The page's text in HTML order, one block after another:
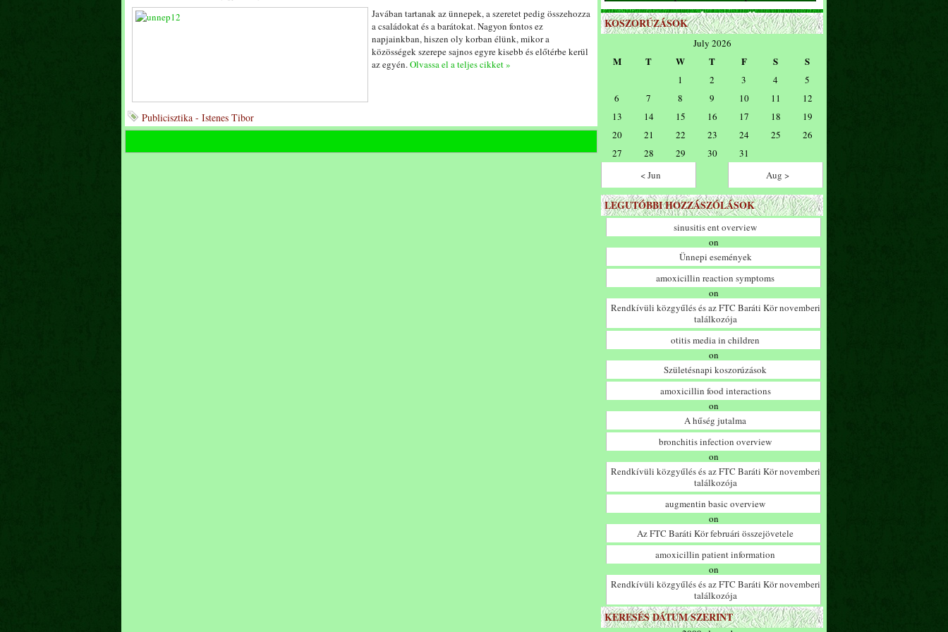
Javában tartanak az ünnepek, a szeretet pedig összehozza
a családokat és a barátokat. Nagyon fontos ez
napjainkban, hiszen oly korban élünk, mikor a
közösségek szerepe sajnos egyre kisebb és előtérbe kerül
az egyén.Olvassa el a teljes cikket »
Publicisztika - Istenes Tibor
KOSZORÚZÁSOK
July 2026
M T W T F S S
1 2 3 4
5
6
7 8 9 10 11
12
13
14 15 16 17 18
19
20
21 22 23 24 25
26
27
28 29 30
31
< Jun
Aug >
LEGUTÓBBI HOZZÁSZÓLÁSOK
sinusitis ent overview
on
Ünnepi események
amoxicillin reaction symptoms
on
Rendkívüli közgyűlés és az FTC Baráti Kör novemberi
találkozója
otitis media in children
on
Születésnapi koszorúzások
amoxicillin food interactions
on
A hűség jutalma
bronchitis infection overview
on
Rendkívüli közgyűlés és az FTC Baráti Kör novemberi
találkozója
augmentin basic overview
on
Az FTC Baráti Kör februári összejövetele
amoxicillin patient information
on
Rendkívüli közgyűlés és az FTC Baráti Kör novemberi
találkozója
KERESÉS DÁTUM SZERINT